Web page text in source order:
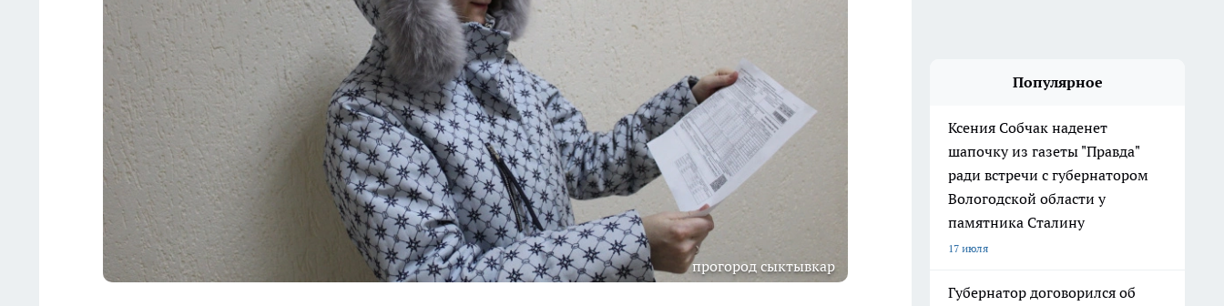
прогород сыктывкар
Популярное
Ксения Собчак наденет
шапочку из газеты "Правда"
ради встречи с губернатором
Вологодской области у
памятника Сталину
17 июля
Губернатор договорился об